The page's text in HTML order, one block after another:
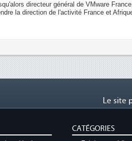
directeur général de VMware
la direction de l'activité France et
Le site
CATÉGORIES